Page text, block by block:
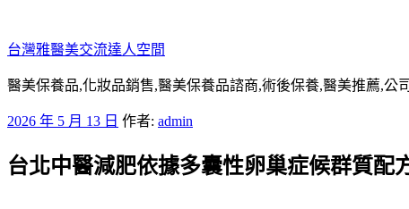
至
主
要
容
台灣雅醫美交流達人空間
醫美保養品,化妝品銷售,醫美保養品諮商,術後保養,醫美推薦,公
發
於
2026 年 5 月 13 日 作者: admin
台北中醫減肥依據多囊性卵巢症候群質配